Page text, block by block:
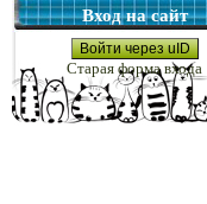
Вход на сайт
Войти через uID
Старая форма входа